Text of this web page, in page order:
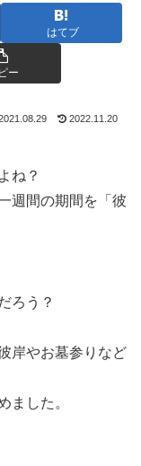
はてブ
ー
2022.11.20
ね？
週間の期間を「彼
ろう？
岸やお墓参りなど
ました。